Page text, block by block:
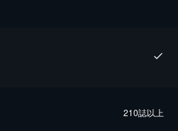
210誌以上